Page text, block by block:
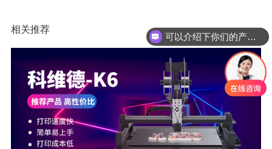
相关推荐
可以介绍下你们的产品么